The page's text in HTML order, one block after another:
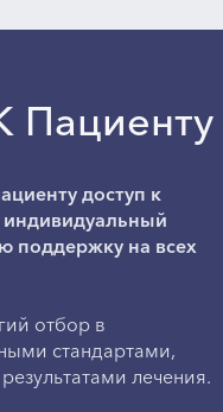
доступ к
поддержку на всех
отбор в
стандартами,
лечения.